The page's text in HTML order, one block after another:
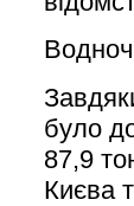
було
87,9
Києва